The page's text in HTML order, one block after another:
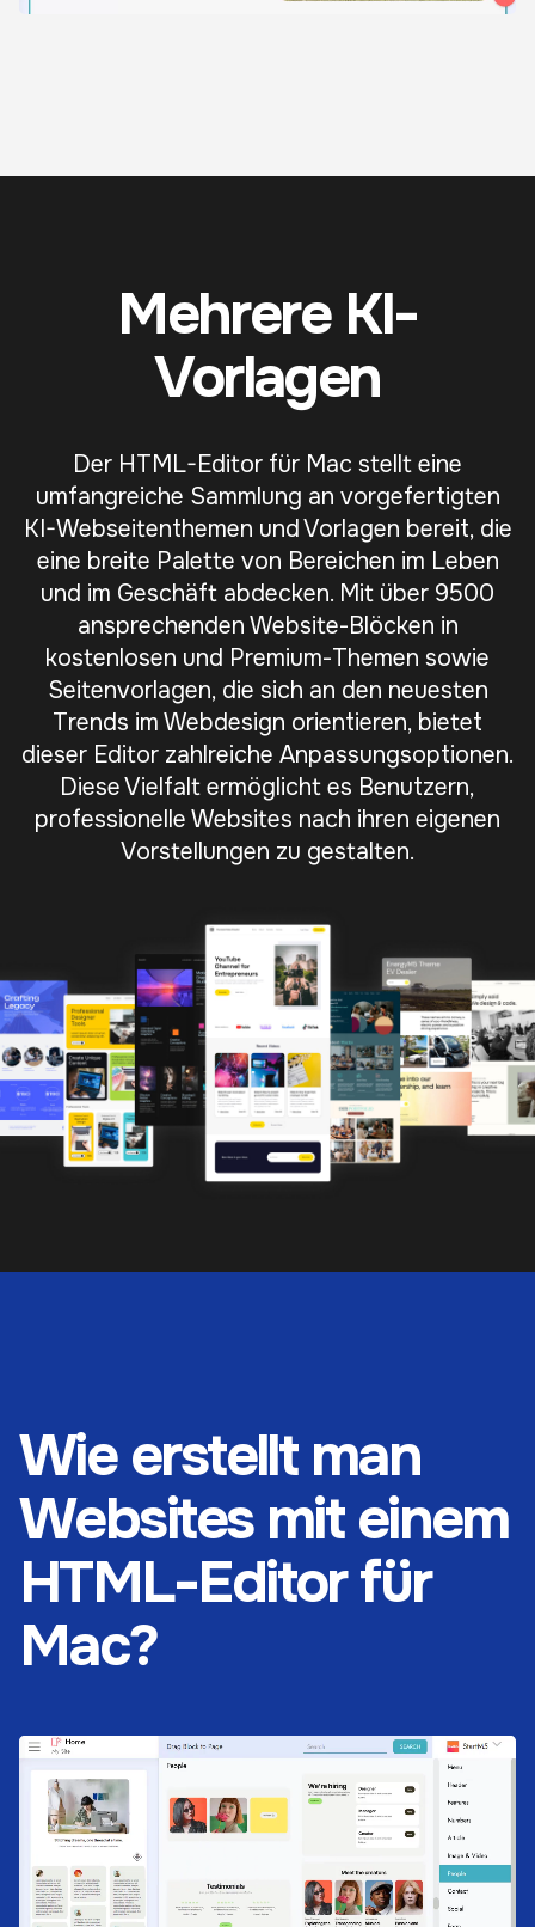
Mehrere KI-
Vorlagen
Der HTML-Editor für Mac stellt eine
umfangreiche Sammlung an vorgefertigten
KI-Webseitenthemen und Vorlagen bereit, die
eine breite Palette von Bereichen im Leben
und im Geschäft abdecken. Mit über 9500
ansprechenden Website-Blöcken in
kostenlosen und Premium-Themen sowie
Seitenvorlagen, die sich an den neuesten
Trends im Webdesign orientieren, bietet
dieser Editor zahlreiche Anpassungsoptionen.
Diese Vielfalt ermöglicht es Benutzern,
professionelle Websites nach ihren eigenen
Vorstellungen zu gestalten.
Wie erstellt man
Websites mit einem
HTML-Editor für
Mac?